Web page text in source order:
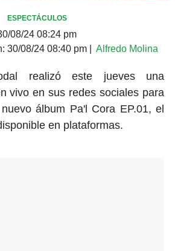
ESPECTÁCULOS
08/24 08:24 pm
30/08/24 08:40 pm Alfredo Molina
realizó este jueves una
vivo en sus redes sociales para
álbum Pa'l Cora EP.01, el
en plataformas.